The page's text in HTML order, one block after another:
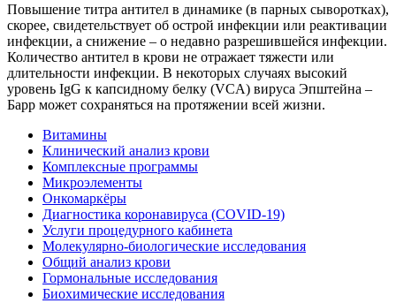
Повышение титра антител в динамике (в парных сыворотках),
скорее, свидетельствует об острой инфекции или реактивации
инфекции, а снижение – о недавно разрешившейся инфекции.
Количество антител в крови не отражает тяжести или
длительности инфекции. В некоторых случаях высокий
уровень IgG к капсидному белку (VCA) вируса Эпштейна –
Барр может сохраняться на протяжении всей жизни.
Витамины
Клинический анализ крови
Комплексные программы
Микроэлементы
Онкомаркёры
Диагностика коронавируса (COVID-19)
Услуги процедурного кабинета
Молекулярно-биологические исследования
Общий анализ крови
Гормональные исследования
Биохимические исследования